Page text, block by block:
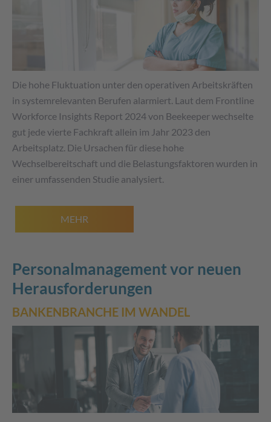
Die hohe Fluktuation unter den operativen Arbeitskräften
in systemrelevanten Berufen alarmiert. Laut dem Frontline
Workforce Insights Report 2024 von Beekeeper wechselte
gut jede vierte Fachkraft allein im Jahr 2023 den
Arbeitsplatz. Die Ursachen für diese hohe
Wechselbereitschaft und die Belastungsfaktoren wurden in
einer umfassenden Studie analysiert.
MEHR
Personalmanagement vor neuen
Herausforderungen
BANKENBRANCHE IM WANDEL